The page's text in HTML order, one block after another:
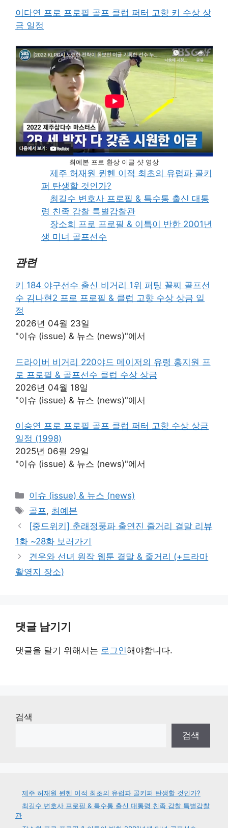
이다연 프로 프로필 골프 클럽 퍼터 고향 키 수상 상
금 일정
최예본 프로 환상 이글 샷 영상
제주 허재원 뮌헨 이적 최초의 유럽파 골키
퍼 탄생할 것인가?
최길수 변호사 프로필 & 특수통 출신 대통
령 친족 감찰 특별감찰관
장소희 프로 프로필 & 이특이 반한 2001년
생 미녀 골프선수
관련
키 184 야구선수 출신 비거리 1위 퍼팅 꼴찌 골프선
수 김나현2 프로 프로필 & 클럽 고향 수상 상금 일
정
2026년 04월 23일
"이슈 (issue) & 뉴스 (news)"에서
드라이버 비거리 220야드 메이저의 유령 홍지원 프
로 프로필 & 골프선수 클럽 수상 상금
2026년 04월 18일
"이슈 (issue) & 뉴스 (news)"에서
이승연 프로 프로필 골프 클럽 퍼터 고향 수상 상금
일정 (1998)
2025년 06월 29일
"이슈 (issue) & 뉴스 (news)"에서
카
테
리
이슈 (issue) & 뉴스 (news)
태
그
골프, 최예본
[중드위키] 춘래정풍파 출연진 줄거리 결말 리뷰
1화 ~28화 보러가기
견우와 선녀 원작 웹툰 결말 & 줄거리 (+드라마
촬영지 장소)
댓글 남기기
댓글을 달기 위해서는 로그인해야합니다.
검색
검색
제주 허재원 뮌헨 이적 최초의 유럽파 골키퍼 탄생할 것인가?
최길수 변호사 프로필 & 특수통 출신 대통령 친족 감찰 특별감찰
관